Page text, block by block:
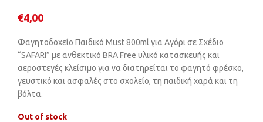
€4,00
Φαγητοδοχείο Παιδικό Must 800ml για Αγόρι σε Σχέδιο
“SAFARI” με ανθεκτικό BRA Free υλικό κατασκευής και
αεροστεγές κλείσιμο για να διατηρείται το φαγητό φρέσκο,
γευστικό και ασφαλές στο σχολείο, τη παιδική χαρά και τη
βόλτα.
Out of stock